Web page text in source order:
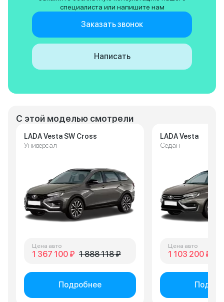
С этой моделью смотрели
LADA Vesta SW Cross
Универсал
Цена авто
1 367 100 ₽ 1 888 118 ₽
Подробнее
LADA Vesta
Седан
Цена авто
1 103 200 ₽
специалиста или напишите нам
Заказать звонок
Написать